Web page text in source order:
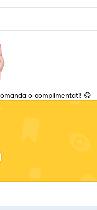
o complimentati! 😋